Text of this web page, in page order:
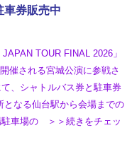
券販売中
TOUR FINAL 2026」
催される宮城公演に参戦さ
、シャトルバス券と駐車券
なる仙台駅から会場までの
車場の ＞＞続きをチェッ